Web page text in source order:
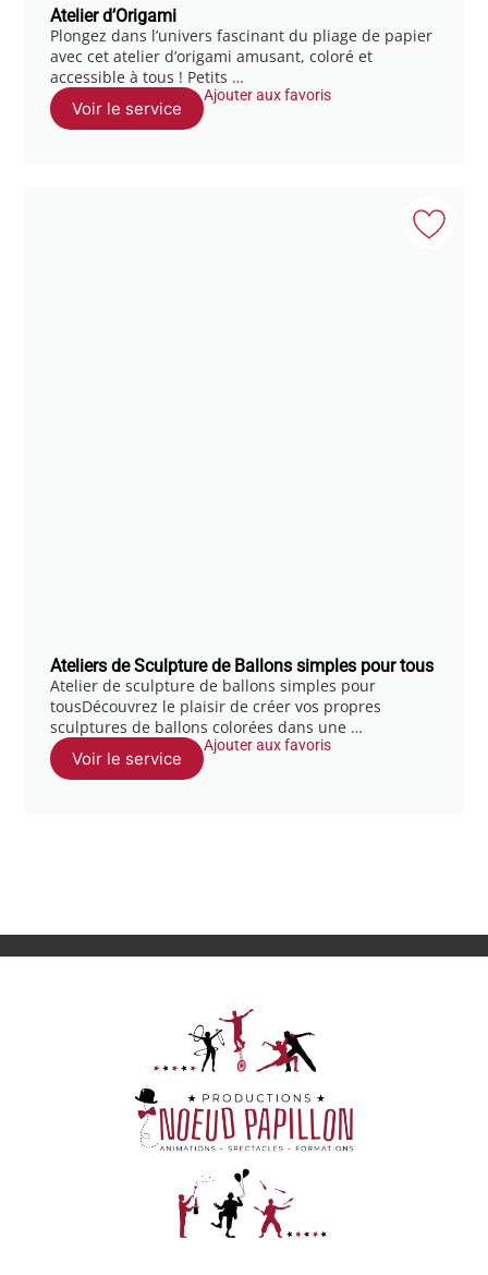
Atelier d’Origami
Plongez dans l’univers fascinant du pliage de papier
avec cet atelier d’origami amusant, coloré et
accessible à tous ! Petits …
Voir le service
Ajouter aux favoris
Ateliers de Sculpture de Ballons simples pour tous
Atelier de sculpture de ballons simples pour
tousDécouvrez le plaisir de créer vos propres
sculptures de ballons colorées dans une …
Voir le service
Ajouter aux favoris